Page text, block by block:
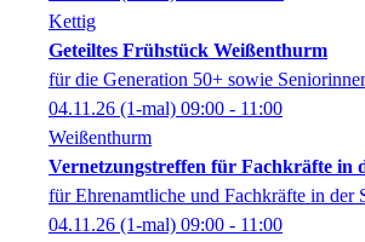
Kettig
Geteiltes Frühstück Weißenthurm
für die Generation 50+ sowie
04.11.26 (1-mal) 09:00 - 11:00
Weißenthurm
Vernetzungstreffen für Fachkräfte in
für Ehrenamtliche und Fachkräfte in der
04.11.26 (1-mal) 09:00 - 11:00